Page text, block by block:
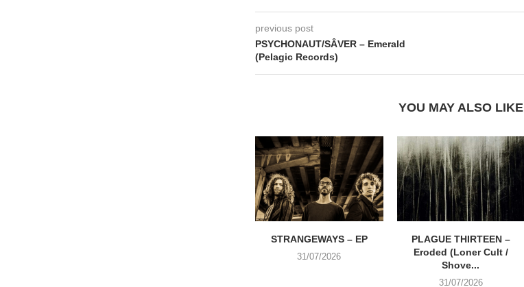
previous post
PSYCHONAUT/SÂVER – Emerald
(Pelagic Records)
YOU MAY ALSO LIKE
STRANGEWAYS – EP
31/07/2026
PLAGUE THIRTEEN –
Eroded (Loner Cult /
Shove...
31/07/2026